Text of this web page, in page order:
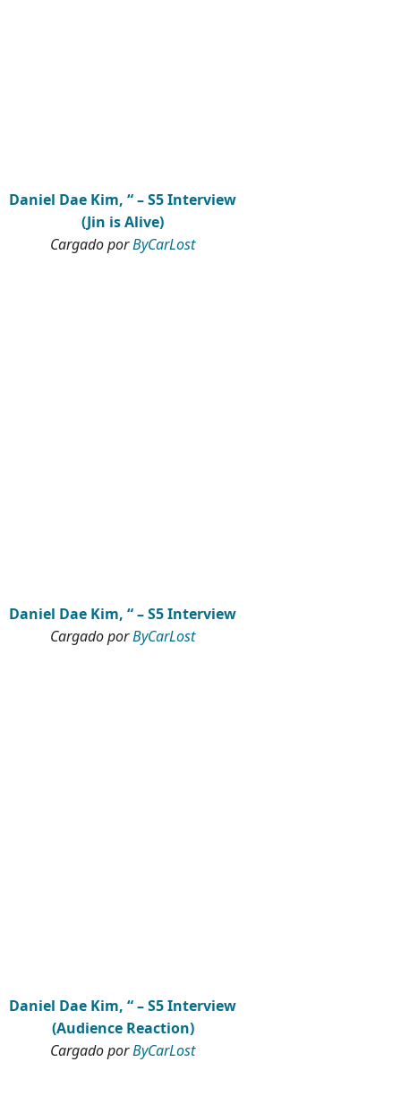
Daniel Dae Kim, “ – S5 Interview
(Jin is Alive)
Cargado porByCarLost
Daniel Dae Kim, “ – S5 Interview
Cargado porByCarLost
Daniel Dae Kim, “ – S5 Interview
(Audience Reaction)
Cargado porByCarLost